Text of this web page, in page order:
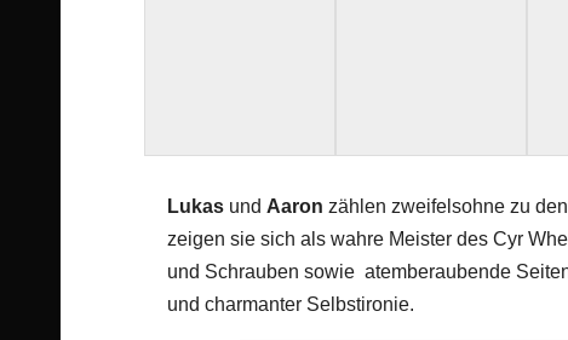
Lukas und Aaron zählen zweifelsohne zu
zeigen sie sich als wahre Meister des Cyr
und Schrauben sowie atemberaubende
und charmanter Selbstironie.